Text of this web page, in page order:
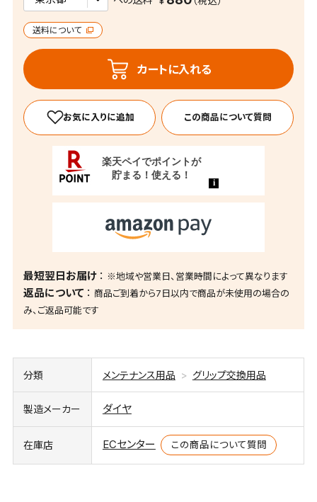
送料について
カートに入れる
この商品について質問
最短翌日お届け ※地域や営業日、営業時間によって異なります
返品について
商品ご到着から7日以内で商品が未使用の場合の
み、ご返品可能です
分類 メンテナンス用品 グリップ交換用品
製造メーカー ダイヤ
在庫店 ECセンター この商品について質問